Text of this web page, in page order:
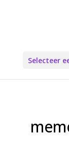
Selecteer